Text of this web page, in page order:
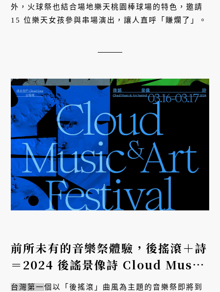
外，火球祭也結合場地樂天桃園棒球場的特色，邀請
15 位樂天女孩參與串場演出，讓人直呼「賺爛了」。
前所未有的音樂祭體驗，後搖滾＋詩
＝2024 後謠景像詩 Cloud Music
& Art Festival
台灣第一個以「後搖滾」曲風為主題的音樂祭即將到